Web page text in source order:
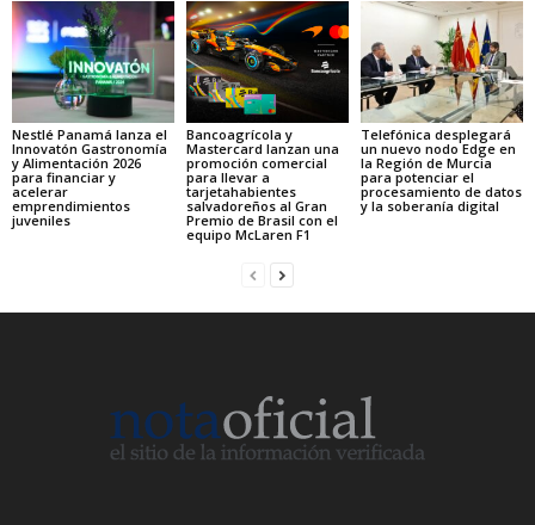
Nestlé Panamá lanza el
Innovatón Gastronomía
y Alimentación 2026
para financiar y
acelerar
emprendimientos
juveniles
Bancoagrícola y
Mastercard lanzan una
promoción comercial
para llevar a
tarjetahabientes
salvadoreños al Gran
Premio de Brasil con el
equipo McLaren F1
Telefónica desplegará
un nuevo nodo Edge en
la Región de Murcia
para potenciar el
procesamiento de datos
y la soberanía digital